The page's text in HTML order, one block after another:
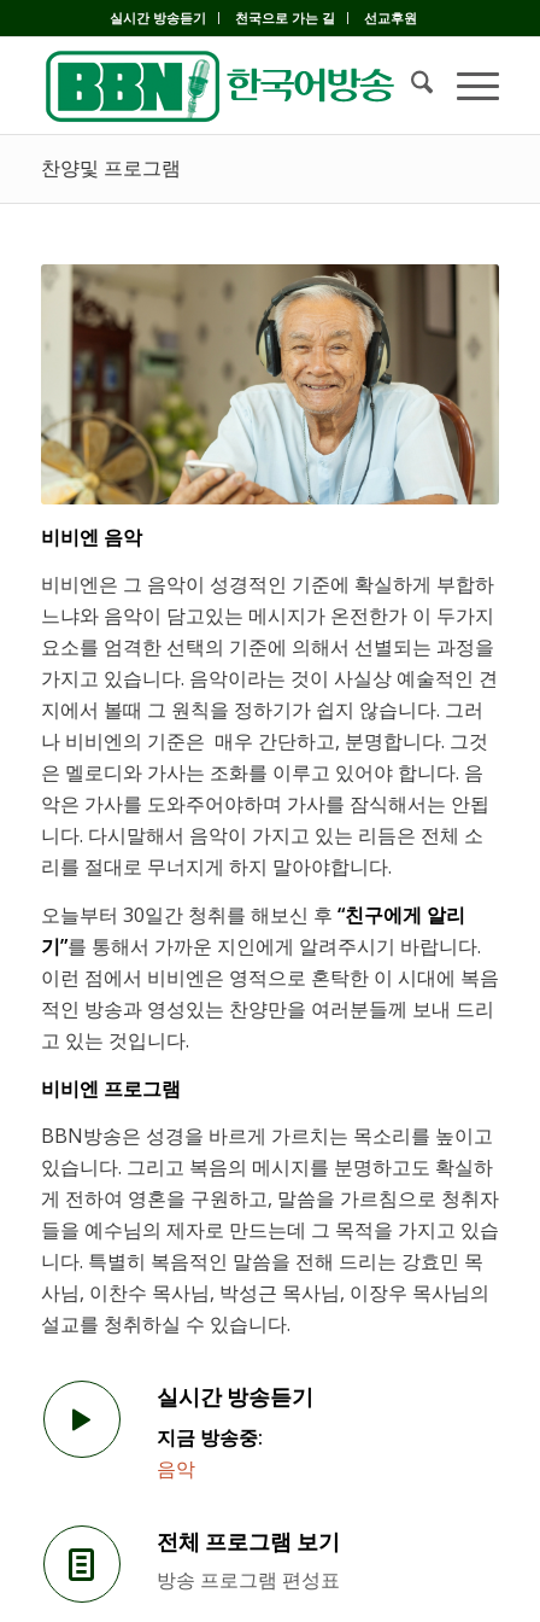
실시간 방송듣기 천국으로 가는 길 선교후원
찬양및 프로그램
비비엔 음악
비비엔은 그 음악이 성경적인 기준에 확실하게 부합하
느냐와 음악이 담고있는 메시지가 온전한가 이 두가지
요소를 엄격한 선택의 기준에 의해서 선별되는 과정을
가지고 있습니다. 음악이라는 것이 사실상 예술적인 견
지에서 볼때 그 원칙을 정하기가 쉽지 않습니다. 그러
나 비비엔의 기준은 매우 간단하고, 분명합니다. 그것
은 멜로디와 가사는 조화를 이루고 있어야 합니다. 음
악은 가사를 도와주어야하며 가사를 잠식해서는 안됩
니다. 다시말해서 음악이 가지고 있는 리듬은 전체 소
리를 절대로 무너지게 하지 말아야합니다.
오늘부터 30일간 청취를 해보신 후 “친구에게 알리
기”를 통해서 가까운 지인에게 알려주시기 바랍니다.
이런 점에서 비비엔은 영적으로 혼탁한 이 시대에 복음
적인 방송과 영성있는 찬양만을 여러분들께 보내 드리
고 있는 것입니다.
비비엔 프로그램
BBN방송은 성경을 바르게 가르치는 목소리를 높이고
있습니다. 그리고 복음의 메시지를 분명하고도 확실하
게 전하여 영혼을 구원하고, 말씀을 가르침으로 청취자
들을 예수님의 제자로 만드는데 그 목적을 가지고 있습
니다. 특별히 복음적인 말씀을 전해 드리는 강효민 목
사님, 이찬수 목사님, 박성근 목사님, 이장우 목사님의
설교를 청취하실 수 있습니다.
실시간 방송듣기
지금 방송중:
음악
전체 프로그램 보기
방송 프로그램 편성표